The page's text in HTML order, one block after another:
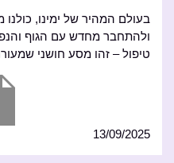
בעולם המהיר של ימינו,
ולהתחבר מחדש עם הגוף
טיפול – זהו מסע חושני
13/09/2025